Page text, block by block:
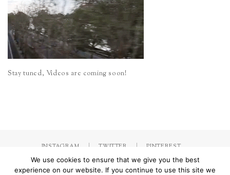
Stay tuned, Videos are coming soon!
INSTAGRAM TWITTER
PINTEREST
We use cookies to ensure that we give you the best
experience on our website. If you continue to use this site we